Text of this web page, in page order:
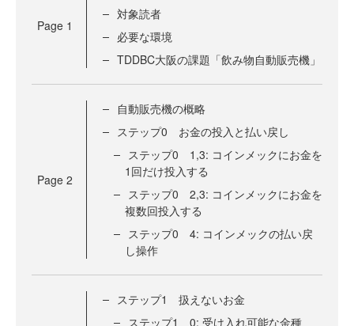
Page 1
対象読者
必要な環境
TDDBC大阪の課題「飲み物自動販売機」
Page 2
自動販売機の概略
ステップ0 お金の投入と払い戻し
ステップ0 1,3: コインメックにお金を
1回だけ投入する
ステップ0 2,3: コインメックにお金を
複数回投入する
ステップ0 4: コインメックの払い戻
し操作
ステップ1 扱えないお金
ステップ1 0: 受け入れ可能な金種